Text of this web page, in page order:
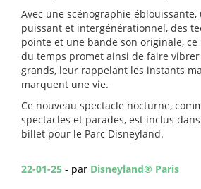
Avec une scénographie
puissant et intergénérationnel, des
pointe et une bande son originale,
du temps promet ainsi de faire
grands, leur rappelant les instants
marquent une vie.
Ce nouveau spectacle nocturne,
spectacles et parades, est inclus
billet pour le Parc Disneyland.
22-01-25 - par Disneyland® Paris